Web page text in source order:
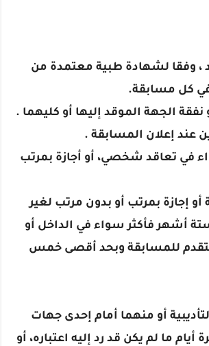
، وفقا لشهادة طبية معتمدة من
كل مسابقة.
نفقة الجهة الموقد إليها أو كليهما .
عند إعلان المسابقة .
في تعاقد شخصي، أو أجازة بمرتب
إجازة بمرتب أو بدون مرتب لغير
أشهر فأكثر سواء في الداخل أو
التقدم للمسابقة وبحد أقصى خمس
أو منهما أمام إحدى جهات
ما لم يكن قد رد إليه اعتباره، أو